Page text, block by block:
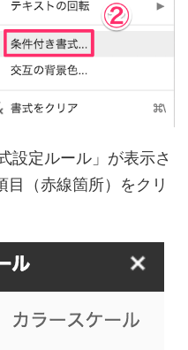
設定ルール」が表示さ
目（赤線箇所）をクリ